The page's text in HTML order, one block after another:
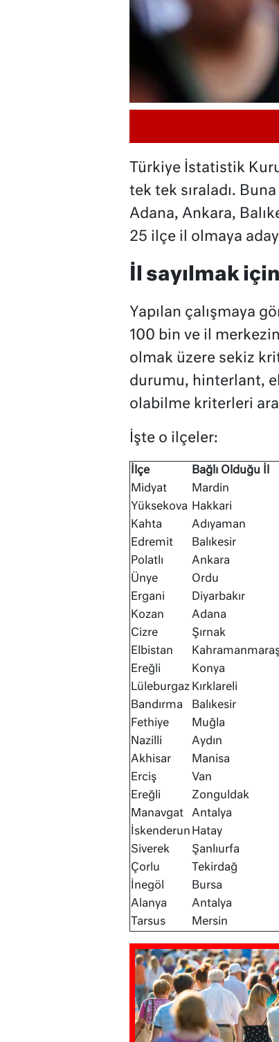
Türkiye İstatistik
tek tek sıraladı.
Adana, Ankara,
25 ilçe il olmaya
İl sayılmak
Yapılan çalışmaya
100 bin ve il
olmak üzere sekiz
durumu, hinterlant,
olabilme kriterleri
İşte o ilçeler:
İlçe Bağlı Olduğu İl
Midyat
Mardin
Yüksekova
Hakkari
Kahta
Adıyaman
Edremit
Balıkesir
Polatlı
Ankara
Ünye
Ordu
Ergani
Diyarbakır
Kozan
Adana
Cizre
Şırnak
Elbistan
Ereğli
Konya
Lüleburgaz Kırklareli
Bandırma
Balıkesir
Fethiye
Muğla
Nazilli
Aydın
Akhisar
Manisa
Erciş
Van
Ereğli
Zonguldak
Manavgat
Antalya
İskenderun Hatay
Siverek
Şanlıurfa
Çorlu
Tekirdağ
İnegöl
Bursa
Alanya
Antalya
Tarsus
Mersin